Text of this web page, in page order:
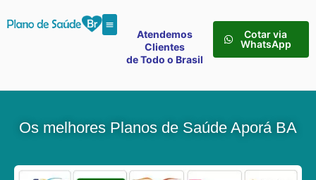
Atendemos
Clientes
de Todo o Brasil
Cotar via
WhatsApp
Os melhores Planos de Saúde Aporá BA